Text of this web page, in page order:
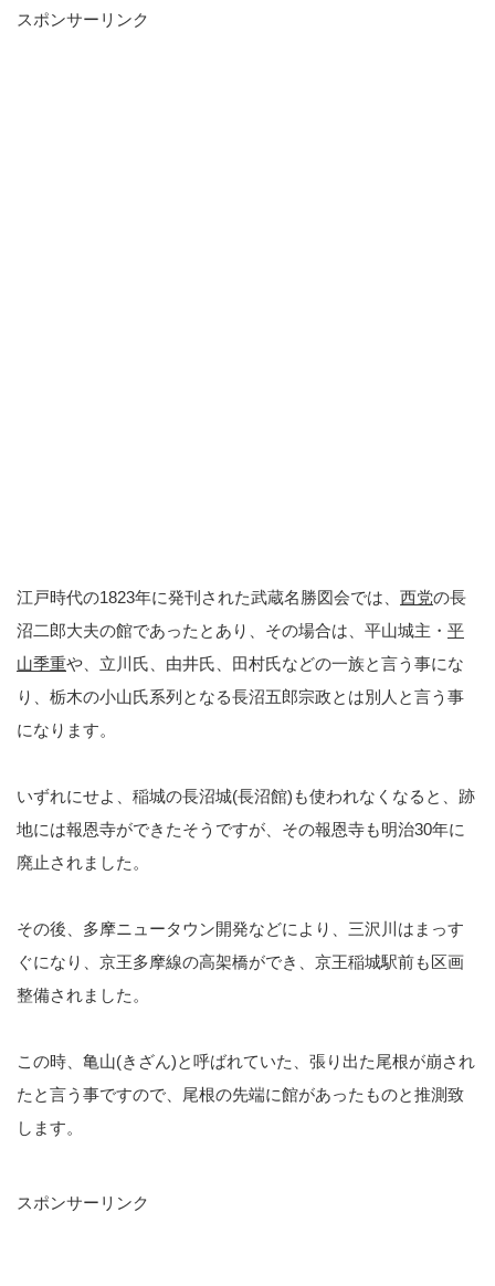
スポンサーリンク
江戸時代の1823年に発刊された武蔵名勝図会では、 西党の長
沼二郎大夫の館であったとあり、その場合は、平山城主・ 平
山季重や、立川氏、由井氏、田村氏などの一族と言う事にな
り、栃木の小山氏系列となる長沼五郎宗政とは別人と言う事
になります。
いずれにせよ、稲城の長沼城(長沼館)も使われなくなると、跡
地には報恩寺ができたそうですが、その報恩寺も明治30年に
廃止されました。
その後、多摩ニュータウン開発などにより、三沢川はまっす
ぐになり、京王多摩線の高架橋ができ、京王稲城駅前も区画
整備されました。
この時、亀山(きざん)と呼ばれていた、張り出た尾根が崩され
たと言う事ですので、尾根の先端に館があったものと推測致
します。
スポンサーリンク